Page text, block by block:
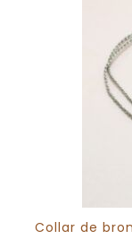
Collar de